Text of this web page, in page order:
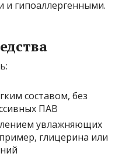
гипоаллергенными.
составом, без
ПАВ
увлажняющих
глицерина или